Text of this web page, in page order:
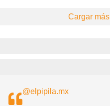
Cargar más
@elpipila.mx